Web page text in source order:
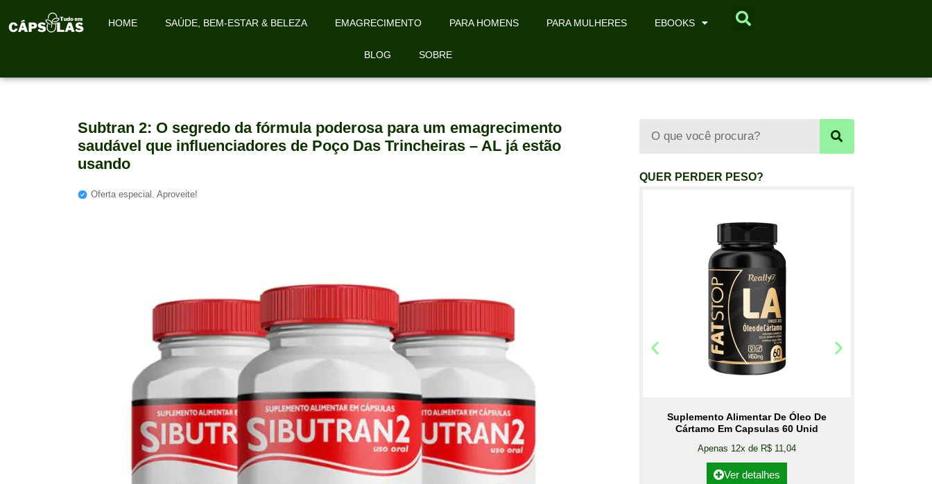
HOME SAÚDE, BEM-ESTAR & BELEZA EMAGRECIMENTO PARA HOMENS PARA MULHERES EBOOKS
BLOG SOBRE
Subtran 2: O segredo da fórmula poderosa para um emagrecimento
saudável que influenciadores de Poço Das Trincheiras – AL já estão
usando
Oferta especial. Aproveite!
QUER PERDER PESO?
Seca Já Detox – O Fim da gordura
localizada
Apenas 12x de R$19,78
Ver detalhes
Suplemento Alimentar De Óleo De
Cártamo Em Capsulas 60 Unid
Apenas 12x de R$ 11,04
Ver detalhes